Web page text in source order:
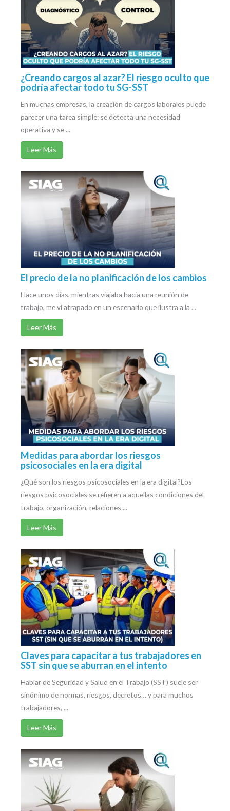
¿Creando cargos al azar? El riesgo oculto que
podría afectar todo tu SG-SST
En muchas empresas, la creación de cargos laborales puede
parecer una tarea simple: se detecta una necesidad
operativa y se ...
Leer Más
El precio de la no planificación de los cambios
Hace unos días, mientras viajaba hacia una reunión de
trabajo, me vi atrapado en un escenario que ilustra a la ...
Leer Más
Medidas para abordar los riesgos
psicosociales en la era digital
¿Qué son los riesgos psicosociales en la era digital?Los
riesgos psicosociales se refieren a aquellas condiciones del
trabajo, organización, relaciones ...
Leer Más
Claves para capacitar a tus trabajadores en
SST sin que se aburran en el intento
Hablar de Seguridad y Salud en el Trabajo (SST) suele ser
sinónimo de normas, riesgos, decretos… y para muchos
trabajadores, ...
Leer Más